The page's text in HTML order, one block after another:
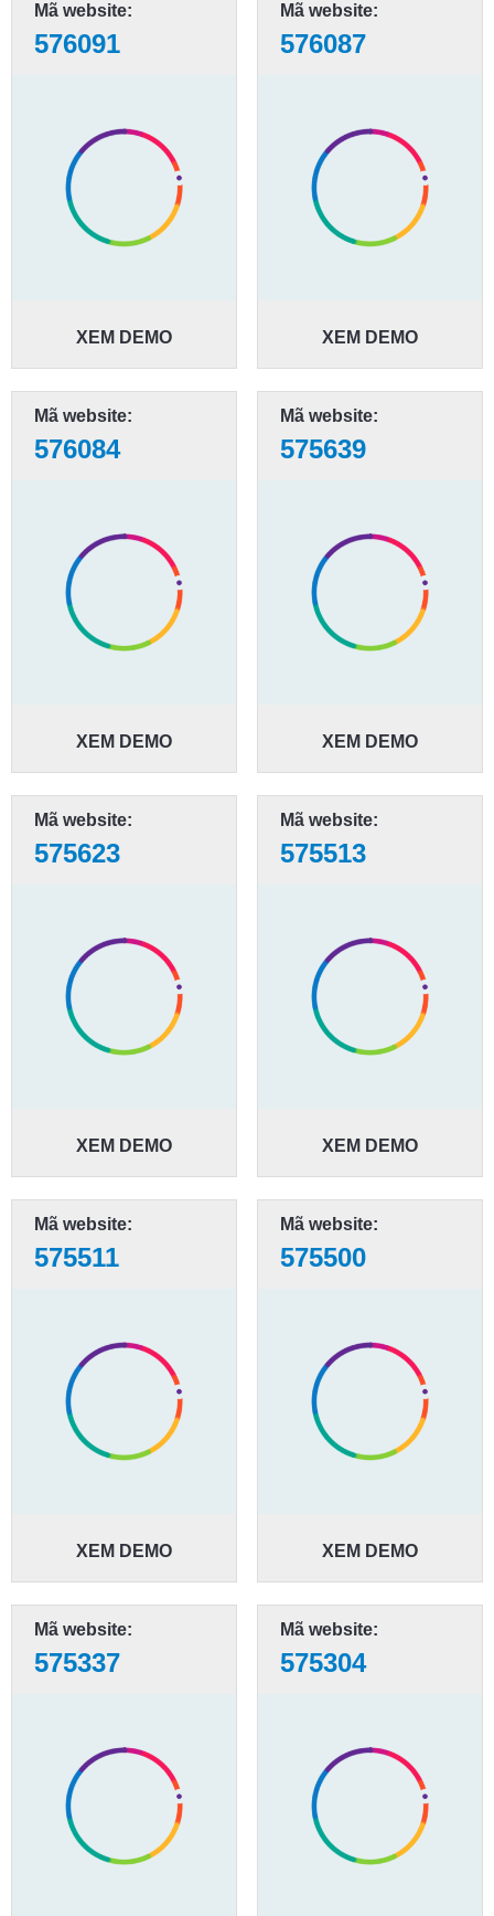
Mã website:
576091
XEM DEMO
Mã website:
576087
XEM DEMO
Mã website:
576084
XEM DEMO
Mã website:
575639
XEM DEMO
Mã website:
575623
XEM DEMO
Mã website:
575513
XEM DEMO
Mã website:
575511
XEM DEMO
Mã website:
575500
XEM DEMO
Mã website:
575337
Mã website:
575304